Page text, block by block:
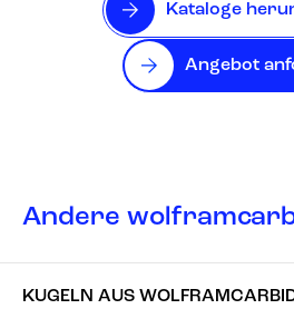
Kataloge
Angebot
Andere
KUGELN AUS